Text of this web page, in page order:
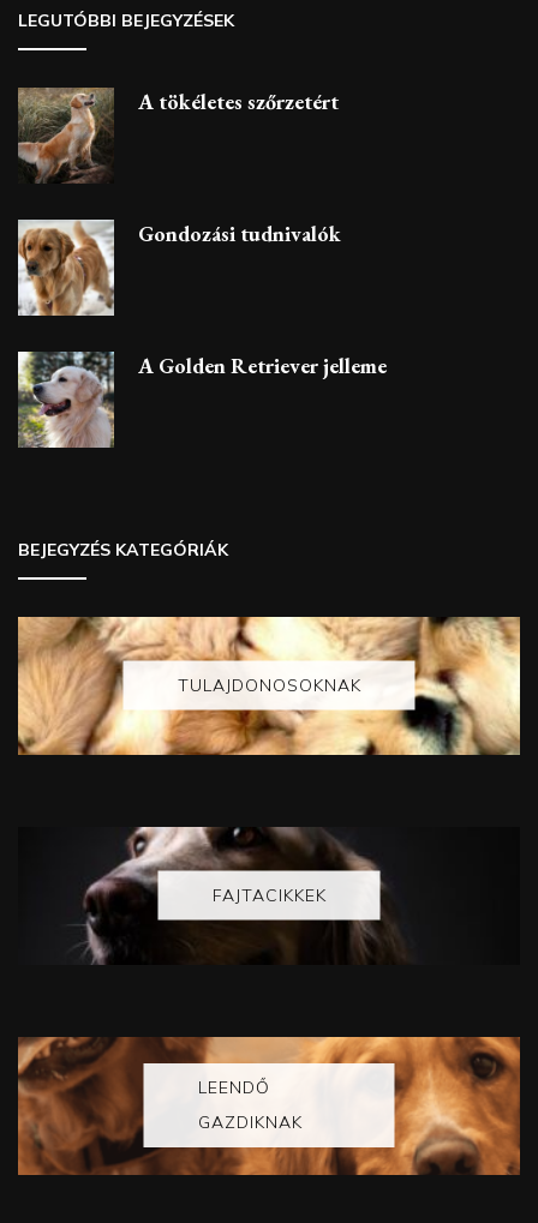
LEGUTÓBBI BEJEGYZÉSEK
A tökéletes szőrzetért
Gondozási tudnivalók
A Golden Retriever jelleme
BEJEGYZÉS KATEGÓRIÁK
TULAJDONOSOKNAK
FAJTACIKKEK
LEENDŐ
GAZDIKNAK